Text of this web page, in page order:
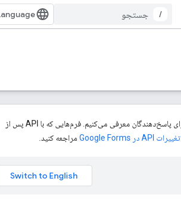
/
برای اینکه به سازندگان فرم، کنترل بیشتری روی اینکه چه کسی می‌تواند پاسخ دهد، بدهیم، کنترل‌های جزئی‌تری برای پاسخ‌دهندگان معرفی می‌کنیم. فرم‌هایی که با API پس از
تغییرات API در Google Forms مراجعه کنید.